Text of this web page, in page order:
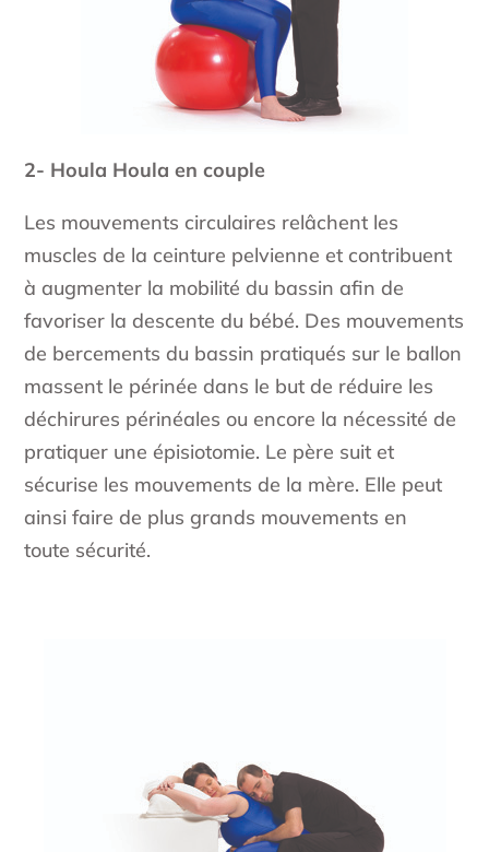
2- Houla Houla en couple
Les mouvements circulaires relâchent les
muscles de la ceinture pelvienne et contribuent
à augmenter la mobilité du bassin afin de
favoriser la descente du bébé. Des mouvements
de bercements du bassin pratiqués sur le ballon
massent le périnée dans le but de réduire les
déchirures périnéales ou encore la nécessité de
pratiquer une épisiotomie. Le père suit et
sécurise les mouvements de la mère. Elle peut
ainsi faire de plus grands mouvements en
toute sécurité.